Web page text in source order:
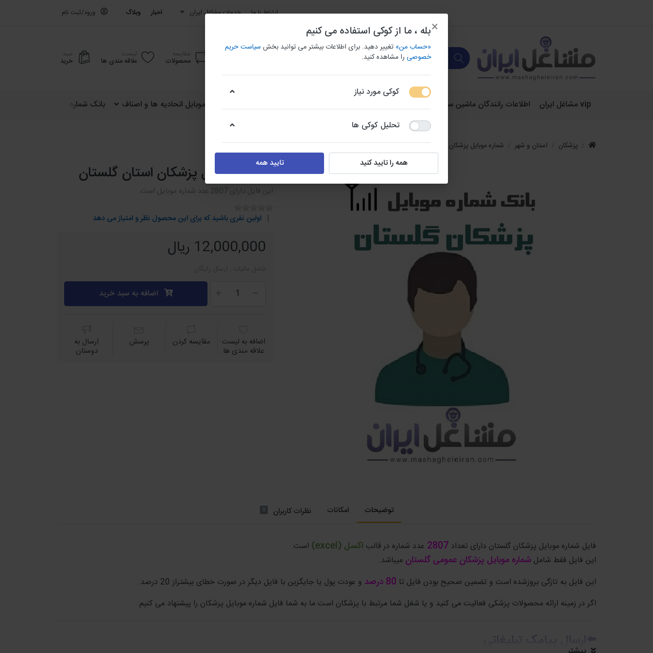
ارتباط با ما خدمات مشاغل ایران اخبار وبلاگ ورود/ثبت نام
مقایسه
محصولات
لیست
علاقه مندی ها
سبد
خرید
vip مشاغل ایران اطلاعات رانندگان ماشین سنگین و باربری استان ها بانک شماره موبایل اتحادیه ها و اصناف بانک شماره موبایل کشوری
پزشکان استان و شهر شماره موبایل پزشکان کشور شماره موبایل پزشکان استان گلستان
شماره موبایل پزشکان استان گلستان
این فایل دارای 2807 عدد شماره موبایل است.
اولین نفری باشید که برای این محصول نظر و امتیاز می دهد
12,000,000 ریال
اضافه به سبد خرید
اضافه به لیست
علاقه مندی ها
مقايسه كردن پرسش ارسال به
دوستان
توضیحات امکانات نظرات کاربران 0
فایل شماره موبایل پزشکان گلستان دارای تعداد 2807 عدد شماره در قالب اکسل (excel)
است.
این فایل فقط شامل شماره موبایل پزشکان عمومی گلستان میباشد.
این فایل به تازگی بروزشده است و تضمین صحیح بودن فایل تا 80 درصد
و عودت پول یا جایگزین با فایل دیگر در صورت خطای بیشتراز 20 درصد.
اگر در زمینه ارائه محصولات پزشکی فعالیت می کنید و یا شغل شما مرتبط با پزشکان است ما به شما فایل شماره موبایل پزشکان را پیشنهاد می کنیم.
⬅️ارسال پیامک تبلیغاتی
×بله ، ما از کوکی استفاده می کنیم
«حساب من» تغییر دهید. برای اطلاعات بیشتر می توانید بخش سیاست حریم
خصوصی را مشاهده کنید.
کوکی مورد نیاز
تحلیل کوکی ها
همه را تایید کنید تایید همه